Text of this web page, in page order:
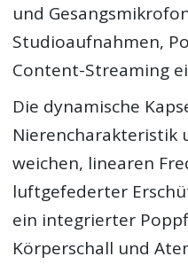
und
Studioaufnahmen,
Content-Streaming
Die dynamische
Nierencharakteristik
weichen, linearen
luftgefederter
ein integrierter
Körperschall und